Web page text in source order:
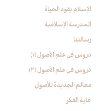
الإسلام یقود الحیاة
المدرسة الإسلامیة
رسالتنا
دروس فی علم الأصول (1)
دروس فی علم الأصول (2)
معالم الجدیدة للأصول
غایة الفکر